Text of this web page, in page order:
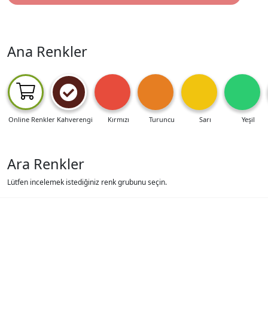
Ana Renkler
Online Renkler Kahverengi Kırmızı Turuncu Sarı Yeşil
Ara Renkler
Lütfen incelemek istediğiniz renk grubunu seçin.